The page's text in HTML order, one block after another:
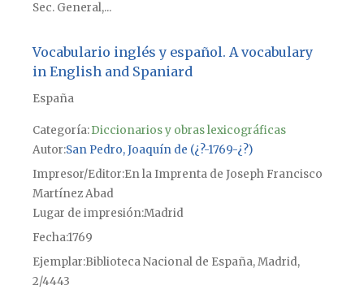
Sec. General,...
Vocabulario inglés y español. A vocabulary
in English and Spaniard
España
Categoría:Diccionarios y obras lexicográficas
Autor San Pedro, Joaquín de (¿?-1769-¿?)
Impresor/Editor En la Imprenta de Joseph Francisco
Martínez Abad
Lugar de impresiónMadrid
Fecha1769
Ejemplar Biblioteca Nacional de España, Madrid,
2/4443